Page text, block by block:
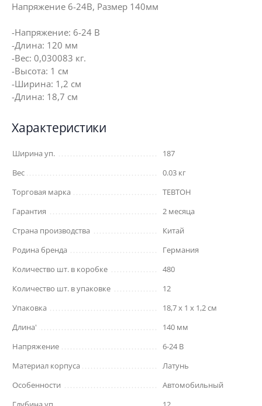
Напряжение 6-24В, Размер 140мм
-Напряжение: 6-24 В
-Длина: 120 мм
-Вес: 0,030083 кг.
-Высота: 1 см
-Ширина: 1,2 см
-Длина: 18,7 см
Характеристики
Ширина уп.
187
Вес
0.03 кг
Торговая марка
ТЕВТОН
Гарантия
2 месяца
Страна производства
Китай
Родина бренда
Германия
Количество шт. в коробке
480
Количество шт. в упаковке
12
Упаковка
18,7 x 1 x 1,2 см
Длина'
140 мм
Напряжение
6-24 В
Материал корпуса
Латунь
Особенности
Автомобильный